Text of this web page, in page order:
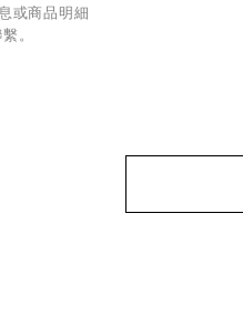
或商品明細
。